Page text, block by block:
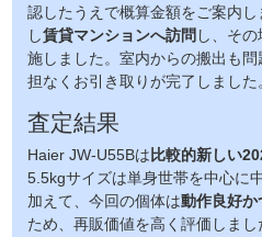
認したうえで概算金額をご案内
し賃貸マンションへ訪問 し、そ
施しました。室内からの搬出も
担なくお引き取りが完了しました
査定結果
Haier JW-U55Bは 比較的新しい
5.5kgサイズは単身世帯を中心に
加えて、今回の個体は動作良好か
ため、再販価値を高く評価しまし